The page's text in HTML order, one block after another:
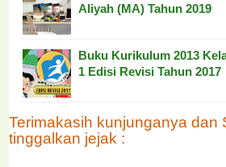
Aliyah (MA) Tahun 2019
Buku Kurikulum 2013
1 Edisi Revisi Tahun 2017
Terimakasih kunjunganya dan
tinggalkan jejak :